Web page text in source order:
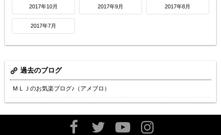
2017年10月 2017年9月 2017年8月
2017年7月
過去のブログ
ＭＬＪのお気楽ブログ♪（アメブロ）